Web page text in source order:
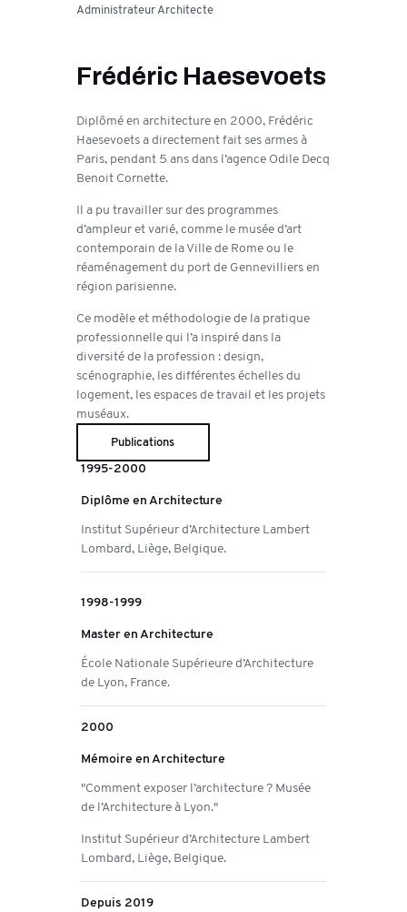
Administrateur Architecte
Frédéric Haesevoets
Diplômé en architecture en 2000, Frédéric
Haesevoets a directement fait ses armes à
Paris, pendant 5 ans dans l’agence Odile Decq
Benoit Cornette.
Il a pu travailler sur des programmes
d’ampleur et varié, comme le musée d’art
contemporain de la Ville de Rome ou le
réaménagement du port de Gennevilliers en
région parisienne.
Ce modèle et méthodologie de la pratique
professionnelle qui l’a inspiré dans la
diversité de la profession : design,
scénographie, les différentes échelles du
logement, les espaces de travail et les projets
muséaux.
Publications
1995-2000
Diplôme en Architecture
Institut Supérieur d’Architecture Lambert
Lombard, Liège, Belgique.
1998-1999
Master en Architecture
École Nationale Supérieure d’Architecture
de Lyon, France.
2000
Mémoire en Architecture
"Comment exposer l’architecture ? Musée
de l’Architecture à Lyon."
Institut Supérieur d’Architecture Lambert
Lombard, Liège, Belgique.
Depuis 2019